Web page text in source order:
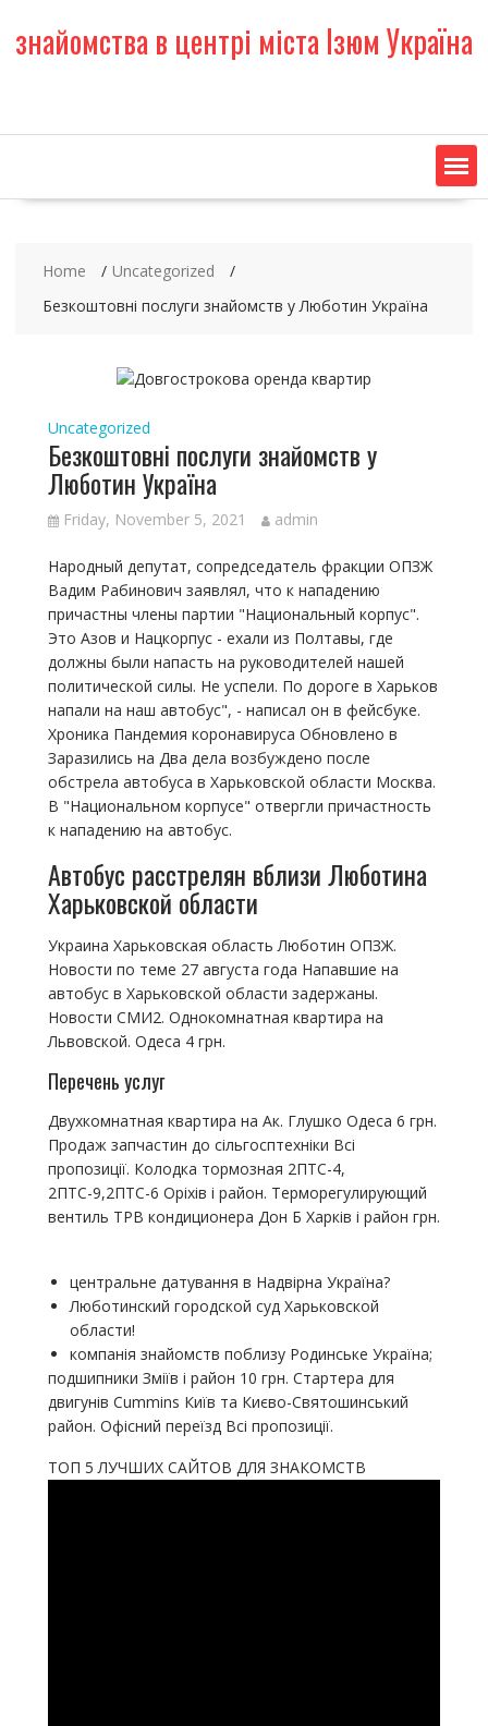
o
n
знайомства в центрі міста Ізюм Україна
Home
Uncategorized
Безкоштовні послуги знайомств у Люботин Україна
Uncategorized
Безкоштовні послуги знайомств у
Люботин Україна
Friday, November 5, 2021 admin
Народный депутат, сопредседатель фракции ОПЗЖ
Вадим Рабинович заявлял, что к нападению
причастны члены партии "Национальный корпус".
Это Азов и Нацкорпус - ехали из Полтавы, где
должны были напасть на руководителей нашей
политической силы. Не успели. По дороге в Харьков
напали на наш автобус", - написал он в фейсбуке.
Хроника Пандемия коронавируса Обновлено в
Заразились на Два дела возбуждено после
обстрела автобуса в Харьковской области Москва.
В "Национальном корпусе" отвергли причастность
к нападению на автобус.
Автобус расстрелян вблизи Люботина
Харьковской области
Украина Харьковская область Люботин ОПЗЖ.
Новости по теме 27 августа года Напавшие на
автобус в Харьковской области задержаны.
Новости СМИ2. Однокомнатная квартира на
Львовской. Одеса 4 грн.
Перечень услуг
Двухкомнатная квартира на Ак. Глушко Одеса 6 грн.
Продаж запчастин до сільгосптехніки Всі
пропозиції. Колодка тормозная 2ПТС-4,
2ПТС-9,2ПТС-6 Оріхів і район. Терморегулирующий
вентиль ТРВ кондиционера Дон Б Харків і район грн.
центральне датування в Надвірна Україна?
Люботинский городской суд Харьковской
области!
компанія знайомств поблизу Родинське Україна;
подшипники Зміїв і район 10 грн. Стартера для
двигунів Cummins Київ та Києво-Святошинський
район. Офісний переїзд Всі пропозиції.
ТОП 5 ЛУЧШИХ САЙТОВ ДЛЯ ЗНАКОМСТВ